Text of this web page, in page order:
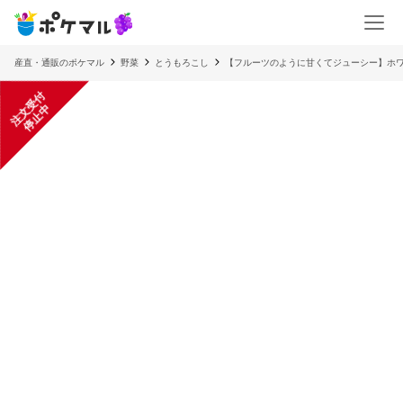
産直・通販のポケマル 野菜 とうもろこし 【フルーツのように甘くてジューシー】ホ
注
文
受
付
停
止
中